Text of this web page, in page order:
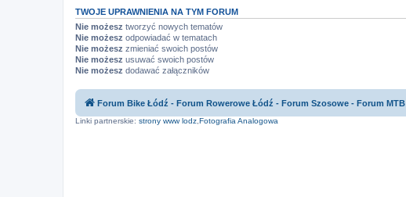
TWOJE UPRAWNIENIA NA TYM FORUM
Nie możesz tworzyć nowych tematów
Nie możesz odpowiadać w tematach
Nie możesz zmieniać swoich postów
Nie możesz usuwać swoich postów
Nie możesz dodawać załączników
Forum Bike Łódź - Forum Rowerowe Łódź - Forum Szosowe - Forum MTB
Linki partnerskie: strony www lodz Fotografia Analogowa